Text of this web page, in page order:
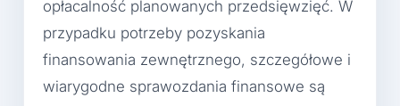
opłacalność planowanych przedsięwzięć. W
przypadku potrzeby pozyskania
finansowania zewnętrznego, szczegółowe i
wiarygodne sprawozdania finansowe są